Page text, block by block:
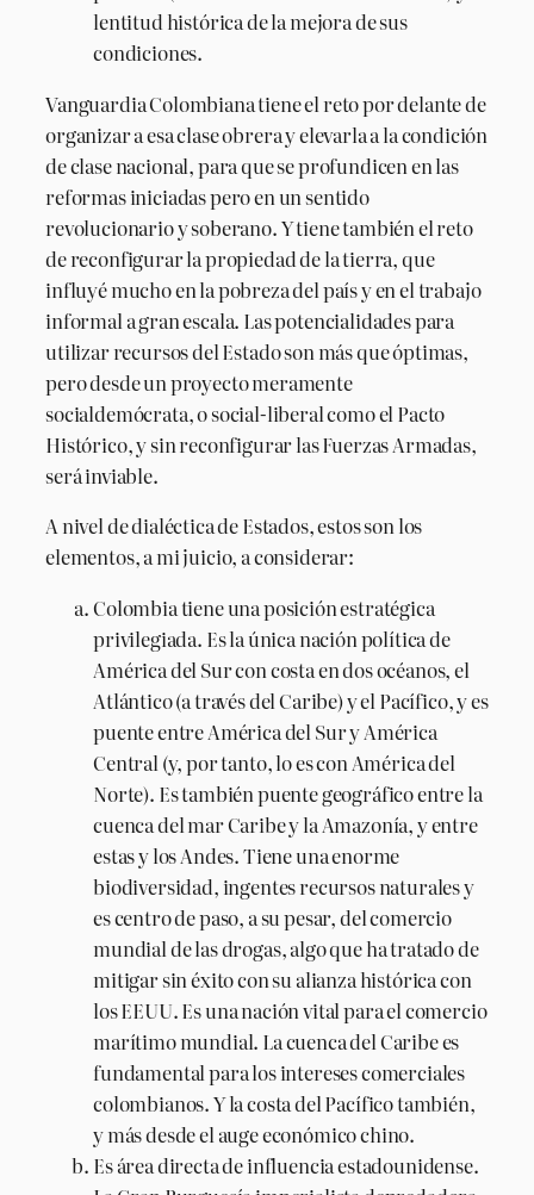
lentitud histórica de la mejora de sus
condiciones.
Vanguardia Colombiana tiene el reto por delante de
organizar a esa clase obrera y elevarla a la condición
de clase nacional, para que se profundicen en las
reformas iniciadas pero en un sentido
revolucionario y soberano. Y tiene también el reto
de reconfigurar la propiedad de la tierra, que
influyé mucho en la pobreza del país y en el trabajo
informal a gran escala. Las potencialidades para
utilizar recursos del Estado son más que óptimas,
pero desde un proyecto meramente
socialdemócrata, o social-liberal como el Pacto
Histórico, y sin reconfigurar las Fuerzas Armadas,
será inviable.
A nivel de dialéctica de Estados, estos son los
elementos, a mi juicio, a considerar:
Colombia tiene una posición estratégica
privilegiada. Es la única nación política de
América del Sur con costa en dos océanos, el
Atlántico (a través del Caribe) y el Pacífico, y es
puente entre América del Sur y América
Central (y, por tanto, lo es con América del
Norte). Es también puente geográfico entre la
cuenca del mar Caribe y la Amazonía, y entre
estas y los Andes. Tiene una enorme
biodiversidad, ingentes recursos naturales y
es centro de paso, a su pesar, del comercio
mundial de las drogas, algo que ha tratado de
mitigar sin éxito con su alianza histórica con
los EEUU. Es una nación vital para el comercio
marítimo mundial. La cuenca del Caribe es
fundamental para los intereses comerciales
colombianos. Y la costa del Pacífico también,
y más desde el auge económico chino.
Es área directa de influencia estadounidense.